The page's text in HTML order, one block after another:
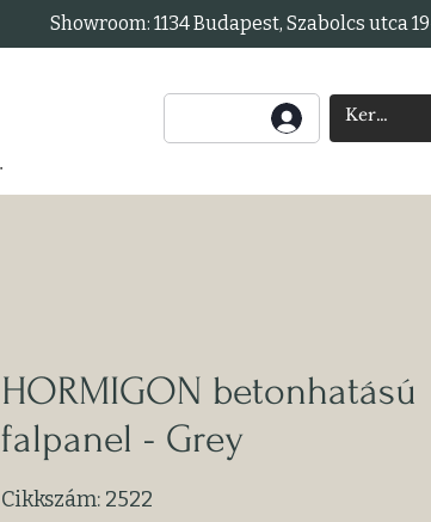
Showroom: 1134 Budapest, Szabolcs utca
HORMIGON betonhatású
falpanel - Grey
Cikkszám: 2522